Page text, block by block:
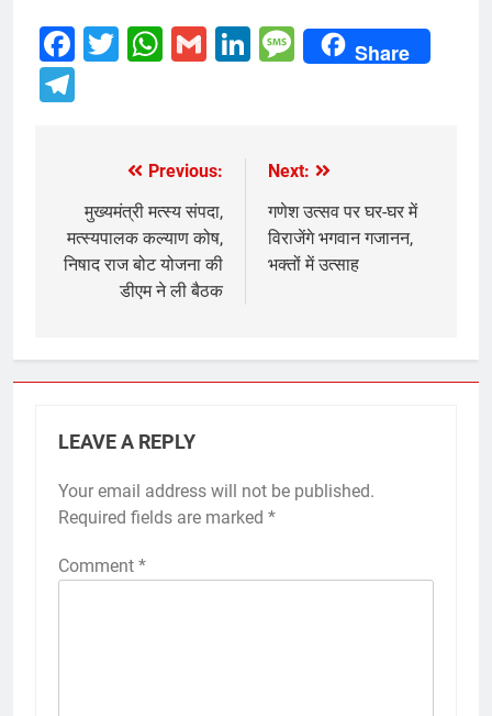
Facebook
Twitter
WhatsApp
GmailLinkedIn
Message
Share
navigation
Previous:
मुख्यमंत्री मत्स्य संपदा,
मत्स्यपालक कल्याण कोष,
निषाद राज बोट योजना की
डीएम ने ली बैठक
Next:
गणेश उत्सव पर घर-घर में
विराजेंगे भगवान गजानन,
भक्तों में उत्साह
LEAVE A REPLY
Your email address will not be published.
Required fields are marked *
Comment *